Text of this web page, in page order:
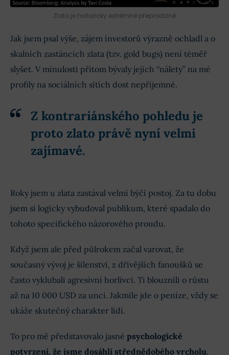
Zlato je historicky extrémně přeprodané
Jak jsem psal výše, zájem investorů výrazně ochladl a o
skalních zastáncích zlata (tzv. gold bugs) není téměř
slyšet. V minulosti přitom bývaly jejich “nálety” na mé
profily na sociálních sítích dost nepříjemné.
Z kontrariánského pohledu je
proto zlato právě nyní velmi
zajímavé.
Roky jsem u zlata zastával velmi býčí postoj. Za tu dobu
jsem si logicky vybudoval publikum, které spadalo do
tohoto specifického názorového proudu.
Když jsem ale před půlrokem začal varovat, že
současný vývoj je šílenství, z dřívějších fanoušků se
často vyklubali agresivní horlivci. Ti blouznili o růstu
až na 10 000 USD za unci. Jakmile jde o peníze, vždy se
ukáže skutečný charakter lidí.
To pro mě představovalo jasné psychologické
potvrzení, že jsme dosáhli střednědobého vrcholu.